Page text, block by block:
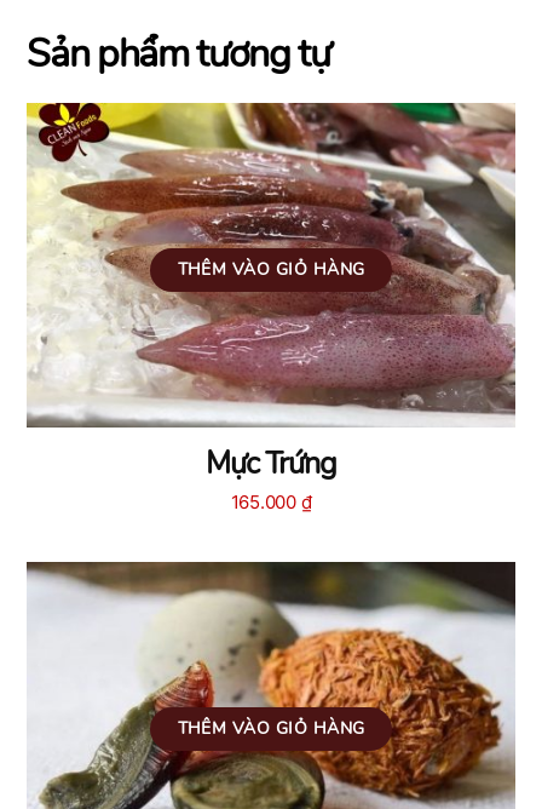
Sản phẩm tương tự
Mực Trứng
165.000 ₫
THÊM VÀO GIỎ HÀNG
THÊM VÀO GIỎ HÀNG